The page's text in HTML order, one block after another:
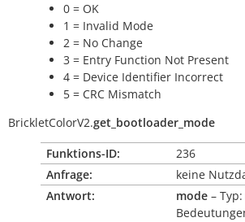
0 = OK
1 = Invalid Mode
2 = No Change
3 = Entry Function Not Present
4 = Device Identifier Incorrect
5 = CRC Mismatch
BrickletColorV2.get_bootloader_mode
Funktions-ID:
236
Anfrage:
keine
Antwort:
mode –